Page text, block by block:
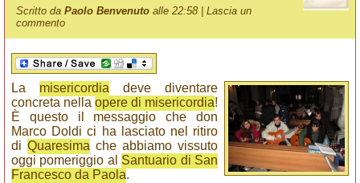
Scritto daPaolo Benvenuto alle 22:58 |Lascia un
commento
La misericordia deve diventare
concreta nella opere di misericordia!
È questo il messaggio che don
Marco Doldi ci ha lasciato nel ritiro
di Quaresima che abbiamo vissuto
oggi pomeriggio al Santuario di San
Francesco da Paola.